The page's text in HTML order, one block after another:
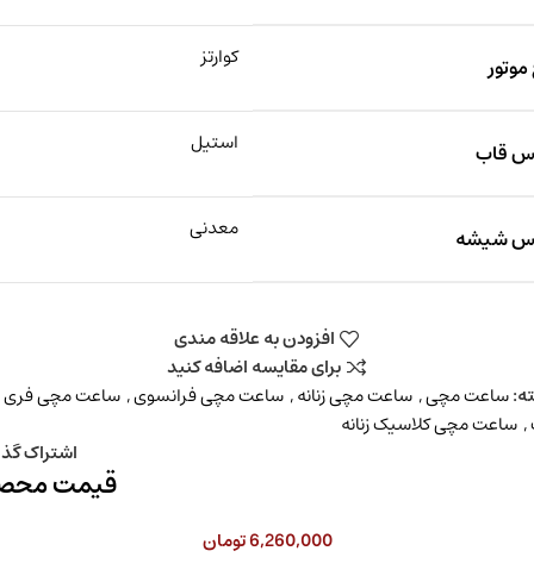
کوارتز
قاب استیل
شیشه معدنی
افزودن به علاقه مندی
برای مقایسه اضافه کنید
ساعت مچی, ساعت مچی زنانه, ساعت مچی فرانسوی, ساعت مچی فری
, ساعت مچی کلاسیک زنانه
اشتراک
قیمت
6,260,000تومان